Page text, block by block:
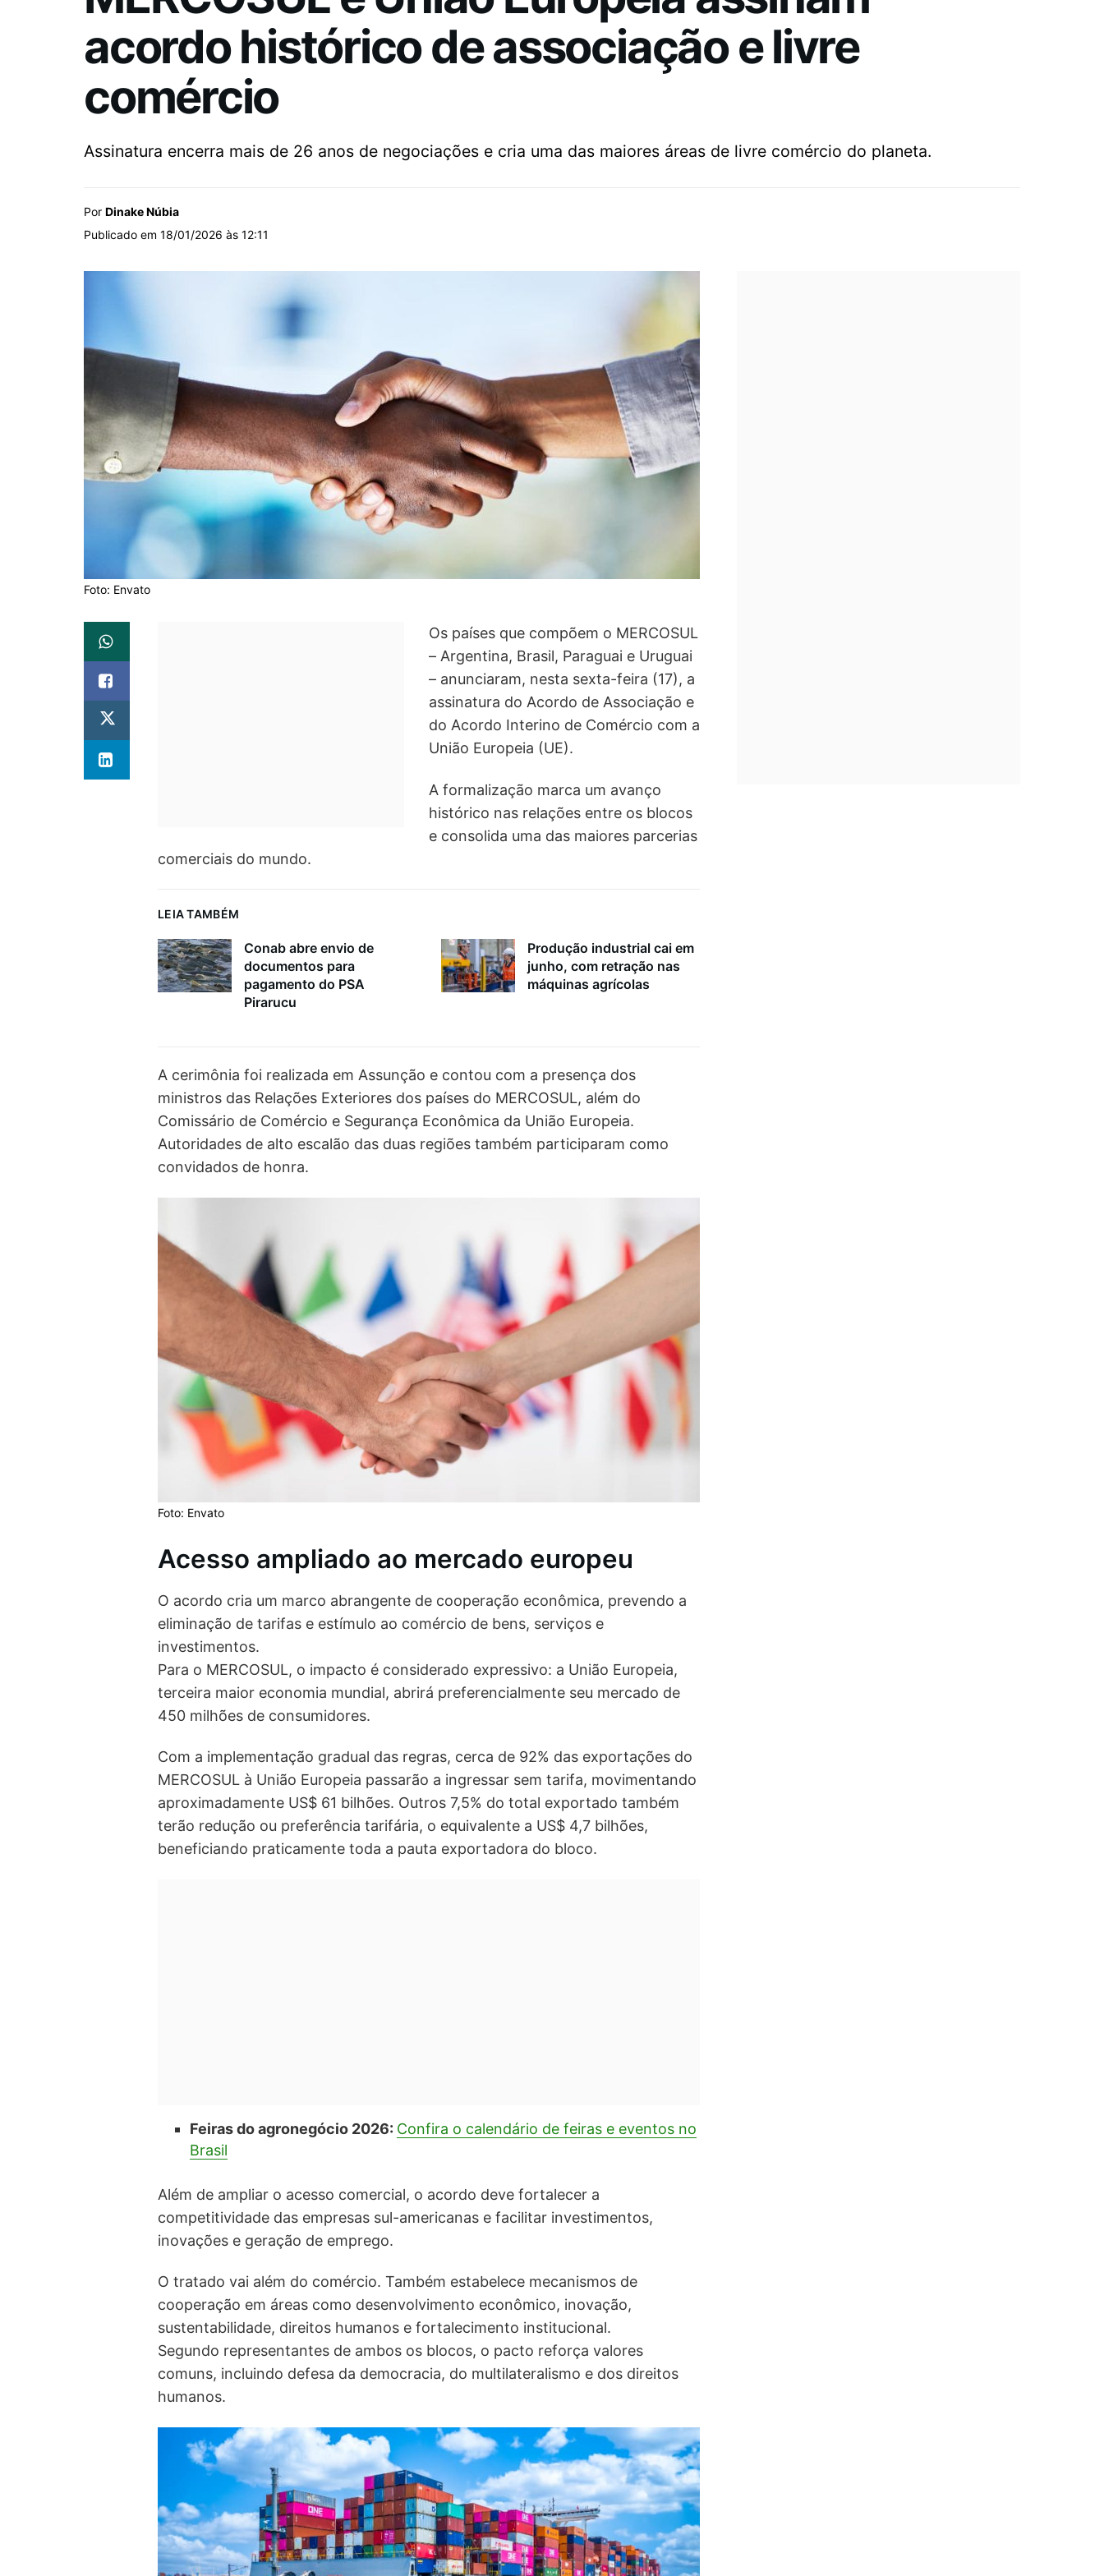
acordo histórico de associação e livre
comércio
Assinatura encerra mais de 26 anos de negociações e cria uma das maiores áreas de livre comércio do planeta.
Por Dinake Núbia
Publicado em 18/01/2026 às 12:11
Foto: Envato
Os países que compõem o MERCOSUL
– Argentina, Brasil, Paraguai e Uruguai
– anunciaram, nesta sexta-feira (17), a
assinatura do Acordo de Associação e
do Acordo Interino de Comércio com a
União Europeia (UE).
A formalização marca um avanço
histórico nas relações entre os blocos
e consolida uma das maiores parcerias
comerciais do mundo.
LEIA TAMBÉM
Conab abre envio de
documentos para
pagamento do PSA
Pirarucu
Produção industrial cai em
junho, com retração nas
máquinas agrícolas
A cerimônia foi realizada em Assunção e contou com a presença dos
ministros das Relações Exteriores dos países do MERCOSUL, além do
Comissário de Comércio e Segurança Econômica da União Europeia.
Autoridades de alto escalão das duas regiões também participaram como
convidados de honra.
Foto: Envato
Acesso ampliado ao mercado europeu
O acordo cria um marco abrangente de cooperação econômica, prevendo a
eliminação de tarifas e estímulo ao comércio de bens, serviços e
investimentos.
Para o MERCOSUL, o impacto é considerado expressivo: a União Europeia,
terceira maior economia mundial, abrirá preferencialmente seu mercado de
450 milhões de consumidores.
Com a implementação gradual das regras, cerca de 92% das exportações do
MERCOSUL à União Europeia passarão a ingressar sem tarifa, movimentando
aproximadamente US$ 61 bilhões. Outros 7,5% do total exportado também
terão redução ou preferência tarifária, o equivalente a US$ 4,7 bilhões,
beneficiando praticamente toda a pauta exportadora do bloco.
Feiras do agronegócio 2026: Confira o calendário de feiras e eventos no
Brasil
Além de ampliar o acesso comercial, o acordo deve fortalecer a
competitividade das empresas sul-americanas e facilitar investimentos,
inovações e geração de emprego.
O tratado vai além do comércio. Também estabelece mecanismos de
cooperação em áreas como desenvolvimento econômico, inovação,
sustentabilidade, direitos humanos e fortalecimento institucional.
Segundo representantes de ambos os blocos, o pacto reforça valores
comuns, incluindo defesa da democracia, do multilateralismo e dos direitos
humanos.